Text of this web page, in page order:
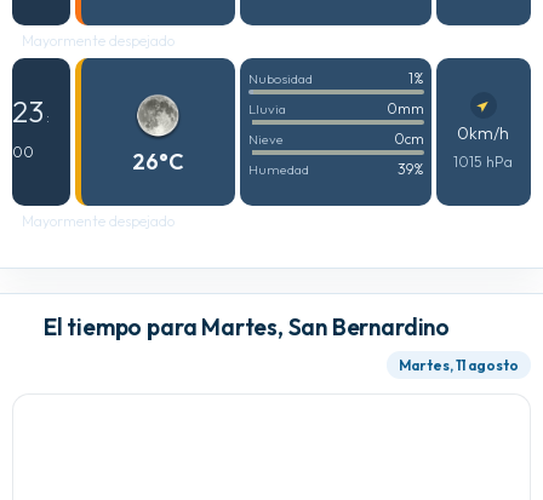
Mayormente despejado
23 :
00
26°C
Nubosidad 1%
Lluvia 0mm
Nieve 0cm
Humedad 39%
0km/h
1015 hPa
Mayormente despejado
El tiempo para Martes, San Bernardino
Martes, 11 agosto